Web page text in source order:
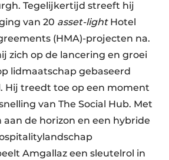
Tegelijkertijd streeft hij
van 20 asset-lightHotel
(HMA)-projecten na.
zich op de lancering en groei
lidmaatschap gebaseerd
Hij treedt toe op een moment
van The Social Hub. Met
de horizon en een hybride
Amgallaz een sleutelrol in